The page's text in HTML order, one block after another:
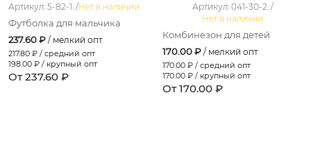
Артикул: 5-82-1. /Нет в наличии
Футболка для мальчика
237.60 ₽ / мелкий опт
217.80 ₽ / средний опт
198.00 ₽ / крупный опт
От 237.60 ₽
Артикул: 041-30-2. /
Нет в наличии
Комбинезон для детей
170.00 ₽ / мелкий опт
170.00 ₽ / средний опт
170.00 ₽ / крупный опт
От 170.00 ₽